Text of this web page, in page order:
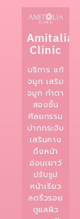
Amitalia
Clinic
บริการ แก้
จมูก เสริม
จมูก ทำตา
สองชั้น
ศัลยกรรม
ปากกระจับ
เสริมคาง
ดึงหน้า
อ่อนเยาว์
ปรับรูป
หน้าเรียว
ลดริ้วรอย
ดูแลผิว